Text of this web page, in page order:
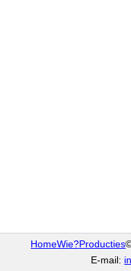
HomeWie?Producties
E-mail: